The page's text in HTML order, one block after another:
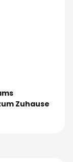
Zuhause